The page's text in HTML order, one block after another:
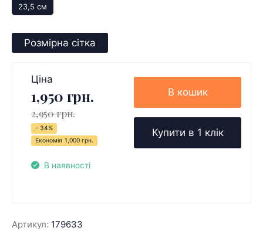
23,5 см
Розмірна сітка
Ціна
1,950 грн.
2,950 грн.
- 34%
Економія 1,000 грн.
В наявності
В кошик
Купити в 1 клік
Артикул: 179633